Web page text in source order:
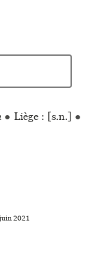
● Liège : [s.n.] ●
2021